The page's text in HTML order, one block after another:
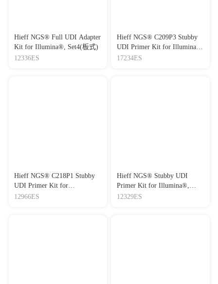
Hieff NGS® Full UDI Adapter
Kit for Illumina®, Set4(板式)
12336ES
Hieff NGS® C209P3 Stubby
UDI Primer Kit for Illumina®
Set1/Set2/Set3/Set4（板式）
17234ES
Hieff NGS® C218P1 Stubby
UDI Primer Kit for
Illumina®（板式，96 index）
12966ES
Hieff NGS® Stubby UDI
Primer Kit for Illumina®,
Set3（1152种Illumina双端唯
12329ES